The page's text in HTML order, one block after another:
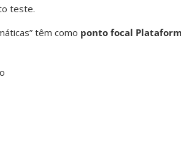
teste.
têm como ponto focal